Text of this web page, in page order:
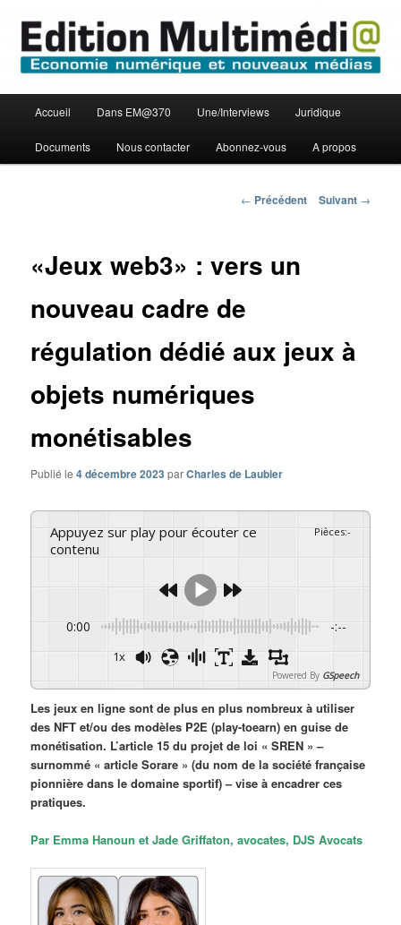
contenu
principalEdition Multimédi@
principal
Accueil Dans EM@370 Une/Interviews Juridique
Documents Nous contacter Abonnez-vous A propos
Navigation
← Précédent Suivant →
«Jeux web3» : vers un
nouveau cadre de
régulation dédié aux jeux à
objets numériques
monétisables
Publié le4 décembre 2023 parCharles de Laubier
Appuyez sur play pour écouter ce
contenu
Pièces:-
0:00 -:--
1x
Powered By GSpeech
Les jeux en ligne sont de plus en plus nombreux à utiliser
des NFT et/ou des modèles P2E (play-toearn) en guise de
monétisation. L’article 15 du projet de loi « SREN » –
surnommé « article Sorare » (du nom de la société française
pionnière dans le domaine sportif) – vise à encadrer ces
pratiques.
Par Emma Hanoun et Jade Griffaton, avocates, DJS Avocats